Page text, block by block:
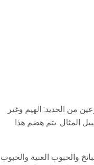
من الحديد: الهيم وغير
المثال. يتم هضم هذا
والحبوب الغنية والحبوب